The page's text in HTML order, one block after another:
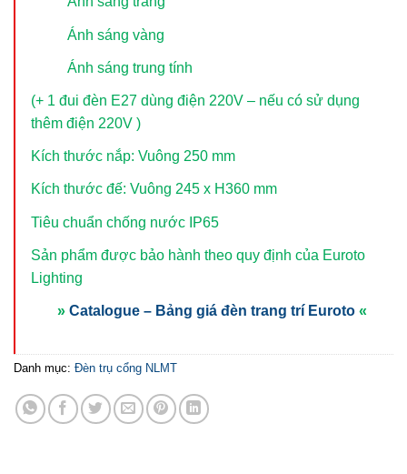
Ánh sáng vàng
Ánh sáng trung tính
(+ 1 đui đèn E27 dùng điện 220V – nếu có sử dụng
thêm điện 220V )
Kích thước nắp: Vuông 250 mm
Kích thước đế: Vuông 245 x H360 mm
Tiêu chuẩn chống nước IP65
Sản phẩm được bảo hành theo quy định của Euroto
Lighting
» Catalogue – Bảng giá đèn trang trí Euroto «
Danh mục: Đèn trụ cổng NLMT